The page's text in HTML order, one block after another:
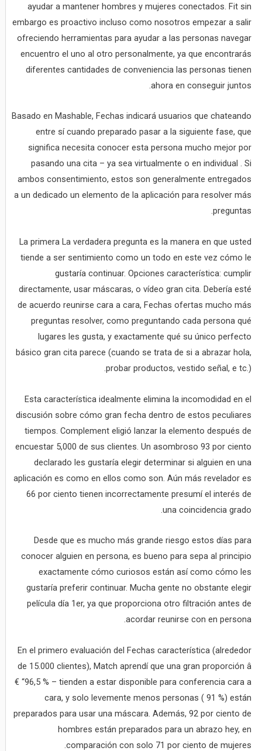
ayudar a mantener hombres y mujeres conectados. Fit sin
embargo es proactivo incluso como nosotros empezar a salir
ofreciendo herramientas para ayudar a las personas navegar
encuentro el uno al otro personalmente, ya que encontrarás
diferentes cantidades de conveniencia las personas tienen
ahora en conseguir juntos.
Basado en Mashable, Fechas indicará usuarios que chateando
entre sí cuando preparado pasar a la siguiente fase, que
significa necesita conocer esta persona mucho mejor por
pasando una cita – ya sea virtualmente o en individual . Si
ambos consentimiento, estos son generalmente entregados
a un dedicado un elemento de la aplicación para resolver más
preguntas.
La primera La verdadera pregunta es la manera en que usted
tiende a ser sentimiento como un todo en este vez cómo le
gustaría continuar. Opciones característica: cumplir
directamente, usar máscaras, o vídeo gran cita. Debería esté
de acuerdo reunirse cara a cara, Fechas ofertas mucho más
preguntas resolver, como preguntando cada persona qué
lugares les gusta, y exactamente qué su único perfecto
básico gran cita parece (cuando se trata de si a abrazar hola,
probar productos, vestido señal, e tc.).
Esta característica idealmente elimina la incomodidad en el
discusión sobre cómo gran fecha dentro de estos peculiares
tiempos. Complement eligió lanzar la elemento después de
encuestar 5,000 de sus clientes. Un asombroso 93 por ciento
declarado les gustaría elegir determinar si alguien en una
aplicación es como en ellos como son. Aún más revelador es
66 por ciento tienen incorrectamente presumí el interés de
una coincidencia grado.
Desde que es mucho más grande riesgo estos días para
conocer alguien en persona, es bueno para sepa al principio
exactamente cómo curiosos están así como cómo les
gustaría preferir continuar. Mucha gente no obstante elegir
película día 1er, ya que proporciona otro filtración antes de
acordar reunirse con en persona.
En el primero evaluación del Fechas característica (alrededor
de 15.000 clientes), Match aprendí que una gran proporción â
€ “96,5 % – tienden a estar disponible para conferencia cara a
cara, y solo levemente menos personas ( 91 %) están
preparados para usar una máscara. Además, 92 por ciento de
hombres están preparados para un abrazo hey, en
comparación con solo 71 por ciento de mujeres.